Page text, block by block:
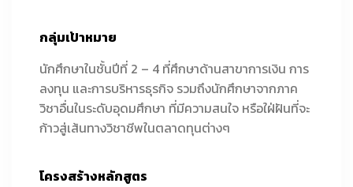
กลุ่มเป้าหมาย
นักศึกษาในชั้นปีที่ 2 – 4 ที่ศึกษาด้านสาขาการเงิน การ
ลงทุน และการบริหารธุรกิจ รวมถึงนักศึกษาจากภาค
วิชาอื่นในระดับอุดมศึกษา ที่มีความสนใจ หรือใฝ่ฝันที่จะ
ก้าวสู่เส้นทางวิชาชีพในตลาดทุนต่างๆ
โครงสร้างหลักสูตร